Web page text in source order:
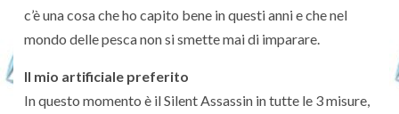
c’è una cosa che ho capito bene in questi anni e che nel
mondo delle pesca non si smette mai di imparare.
Il mio artificiale preferito
In questo momento è il Silent Assassin in tutte le 3 misure,